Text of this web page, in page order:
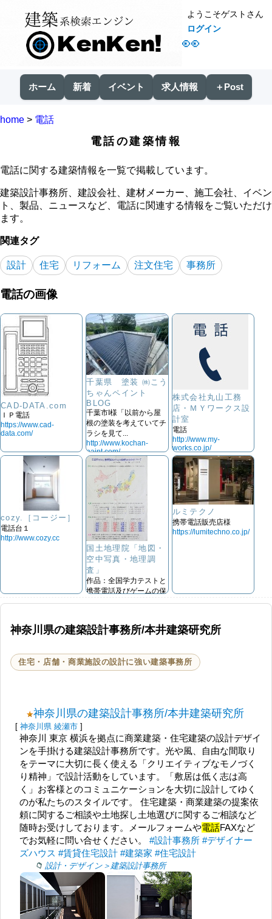
👀
ようこそゲストさん
ログイン
ホーム 新着 イベント 求人情報 ＋Post
home > 電話
電話の建築情報
電話に関する建築情報を一覧で掲載しています。
建築設計事務所、建設会社、建材メーカー、施工会社、イベン
ト、製品、ニュースなど、電話に関連する情報をご覧いただけ
ます。
関連タグ
設計 住宅 リフォーム 注文住宅 事務所
電話の画像
CAD-DATA.com
ＩＰ電話
https://www.cad-
data.com/
千葉県 塗装 ㈱こう
ちゃんペイント
BLOG
千葉市I様「以前から屋
根の塗装を考えていてチ
ラシを見て...
http://www.kochan-
paint.com/
株式会社丸山工務
店・ＭＹワークス設
計室
電話
http://www.my-
works.co.jp/
cozy.［コージー］
電話台１
http://www.cozy.cc
国土地理院「地図・
空中写真・地理調
査」
作品：全国学力テストと
携帯電話及びゲームの保
有率の相関関係...
ルミテクノ
携帯電話販売店様
https://lumitechno.co.jp/
神奈川県の建築設計事務所/本井建築研究所
住宅・店舗・商業施設の設計に強い建築事務所
神奈川県の建築設計事務所/本井建築研究所
[ 神奈川県 綾瀬市 ]
神奈川 東京 横浜を拠点に商業建築・住宅建築の設計デザイ
ンを手掛ける建築設計事務所です。光や風、自由な間取り
をテーマに大切に長く使える「クリエイティブなモノづく
り精神」で設計活動をしています。「敷居は低く志は高
く」お客様とのコミュニケーションを大切に設計してゆく
のが私たちのスタイルです。 住宅建築・商業建築の提案依
頼に関するご相談や土地探し土地選びに関するご相談など
随時お受けしております。メールフォームや電話FAXなど
でお気軽に問い合せください。#設計事務所 #デザイナー
ズハウス #賃貸住宅設計 #建築家 #住宅設計
設計・デザイン＞建築設計事務所